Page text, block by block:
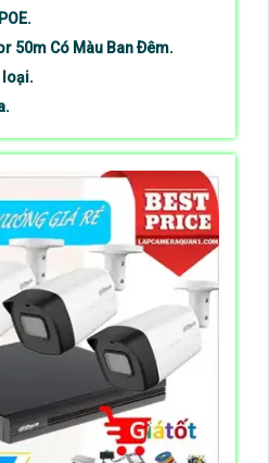
50m Có Màu Ban Ðêm.
loại.